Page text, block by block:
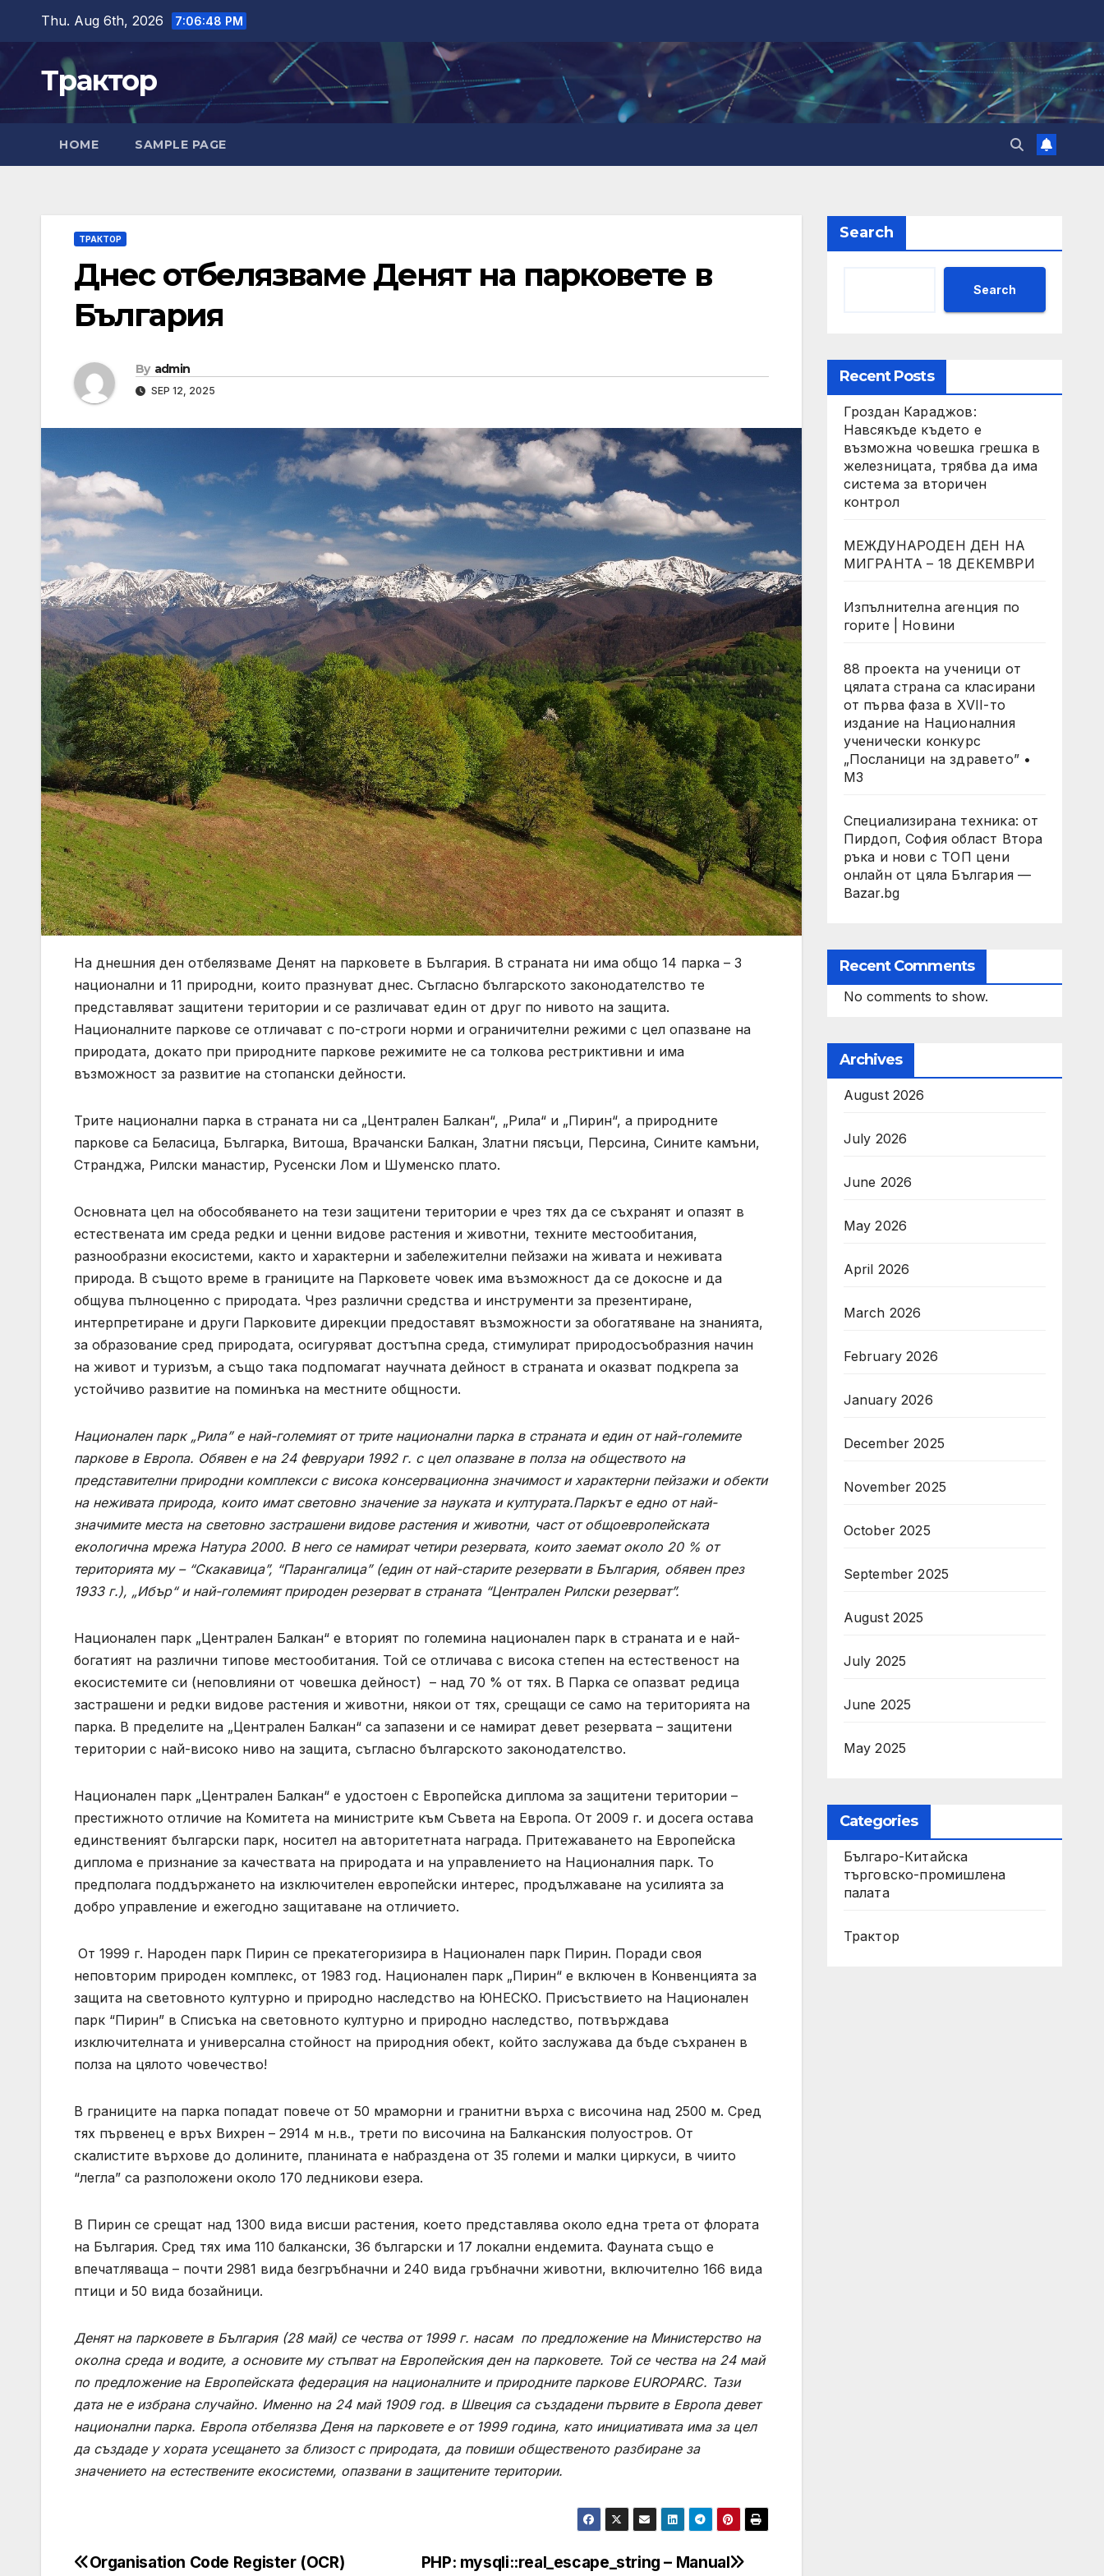
content
Thu. Aug 6th, 2026 7:06:49 PM
Трактор
HOME SAMPLE PAGE
ТРАКТОР
Днес отбелязваме Денят на парковете в
България
By admin
SEP 12, 2025
На днешния ден отбелязваме Денят на парковете в България. В страната ни има общо 14 парка – 3
национални и 11 природни, които празнуват днес. Съгласно българското законодателство те
представляват защитени територии и се различават един от друг по нивото на защита.
Националните паркове се отличават с по-строги норми и ограничителни режими с цел опазване на
природата, докато при природните паркове режимите не са толкова рестриктивни и има
възможност за развитие на стопански дейности.
Трите национални парка в страната ни са „Централен Балкан“, „Рила“ и „Пирин“, а природните
паркове са Беласица, Българка, Витоша, Врачански Балкан, Златни пясъци, Персина, Сините камъни,
Странджа, Рилски манастир, Русенски Лом и Шуменско плато.
Основната цел на обособяването на тези защитени територии е чрез тях да се съхранят и опазят в
естествената им среда редки и ценни видове растения и животни, техните местообитания,
разнообразни екосистеми, както и характерни и забележителни пейзажи на живата и неживата
природа. В същото време в границите на Парковете човек има възможност да се докосне и да
общува пълноценно с природата. Чрез различни средства и инструменти за презентиране,
интерпретиране и други Парковите дирекции предоставят възможности за обогатяване на знанията,
за образование сред природата, осигуряват достъпна среда, стимулират природосъобразния начин
на живот и туризъм, а също така подпомагат научната дейност в страната и оказват подкрепа за
устойчиво развитие на поминъка на местните общности.
Национален парк „Рила” е най-големият от трите национални парка в страната и един от най-големите
паркове в Европа. Обявен е на 24 февруари 1992 г. с цел опазване в полза на обществото на
представителни природни комплекси с висока консервационна значимост и характерни пейзажи и обекти
на неживата природа, които имат световно значение за науката и културата.Паркът е едно от най-
значимите места на световно застрашени видове растения и животни, част от общоевропейската
екологична мрежа Натура 2000. В него се намират четири резервата, които заемат около 20 % от
територията му – “Скакавица”, “Парангалица” (един от най-старите резервати в България, обявен през
1933 г.), „Ибър“ и най-големият природен резерват в страната “Централен Рилски резерват”.
Национален парк „Централен Балкан“ е вторият по големина национален парк в страната и е най-
богатият на различни типове местообитания. Той се отличава с висока степен на естественост на
екосистемите си (неповлияни от човешка дейност) – над 70 % от тях. В Парка се опазват редица
застрашени и редки видове растения и животни, някои от тях, срещащи се само на територията на
парка. В пределите на „Централен Балкан“ са запазени и се намират девет резервата – защитени
територии с най-високо ниво на защита, съгласно българското законодателство.
Национален парк „Централен Балкан“ е удостоен с Европейска диплома за защитени територии –
престижното отличие на Комитета на министрите към Съвета на Европа. От 2009 г. и досега остава
единственият български парк, носител на авторитетната награда. Притежаването на Европейска
диплома е признание за качествата на природата и на управлението на Националния парк. То
предполага поддържането на изключителен европейски интерес, продължаване на усилията за
добро управление и ежегодно защитаване на отличието.
От 1999 г. Народен парк Пирин се прекатегоризира в Национален парк Пирин. Поради своя
неповторим природен комплекс, от 1983 год. Национален парк „Пирин“ е включен в Конвенцията за
защита на световното културно и природно наследство на ЮНЕСКО. Присъствието на Национален
парк “Пирин” в Списъка на световното културно и природно наследство, потвърждава
изключителната и универсална стойност на природния обект, който заслужава да бъде съхранен в
полза на цялото човечество!
В границите на парка попадат повече от 50 мраморни и гранитни върха с височина над 2500 м. Сред
тях първенец е връх Вихрен – 2914 м н.в., трети по височина на Балканския полуостров. От
скалистите върхове до долините, планината е набраздена от 35 големи и малки циркуси, в чиито
“легла” са разположени около 170 ледникови езера.
В Пирин се срещат над 1300 вида висши растения, което представлява около една трета от флората
на България. Сред тях има 110 балкански, 36 български и 17 локални ендемита. Фауната също е
впечатляваща – почти 2981 вида безгръбначни и 240 вида гръбначни животни, включително 166 вида
птици и 50 вида бозайници.
Денят на парковете в България (28 май) се чества от 1999 г. насам по предложение на Министерство на
околна среда и водите, а основите му стъпват на Европейския ден на парковете. Той се чества на 24 май
по предложение на Европейската федерация на националните и природните паркове EUROPARC. Тази
дата не е избрана случайно. Именно на 24 май 1909 год. в Швеция са създадени първите в Европа девет
национални парка. Европа отбелязва Деня на парковете е от 1999 година, като инициативата има за цел
да създаде у хората усещането за близост с природата, да повиши общественото разбиране за
значението на естествените екосистеми, опазвани в защитените територии.
Post PHP: mysqli::real_escape_string – Manual
Organisation Code Register (OCR)
Search
Search
Recent Posts
Гроздан Караджов:
Навсякъде където е
възможна човешка грешка в
железницата, трябва да има
система за вторичен
контрол
МЕЖДУНАРОДЕН ДЕН НА
МИГРАНТА – 18 ДЕКЕМВРИ
Изпълнителна агенция по
горите | Новини
88 проекта на ученици от
цялата страна са класирани
от първа фаза в XVII-то
издание на Националния
ученически конкурс
„Посланици на здравето” •
МЗ
Специализирана техника: от
Пирдоп, София област Втора
ръка и нови с ТОП цени
онлайн от цяла България —
Bazar.bg
Recent Comments
No comments to show.
Archives
August 2026
July 2026
June 2026
May 2026
April 2026
March 2026
February 2026
January 2026
December 2025
November 2025
October 2025
September 2025
August 2025
July 2025
June 2025
May 2025
Categories
Българо-Китайска
търговско-промишлена
палата
Трактор